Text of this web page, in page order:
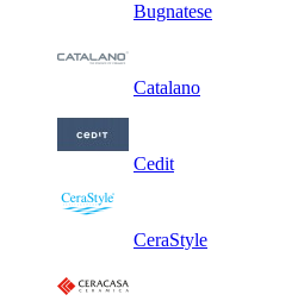
Bugnatese
Catalano
Cedit
CeraStyle